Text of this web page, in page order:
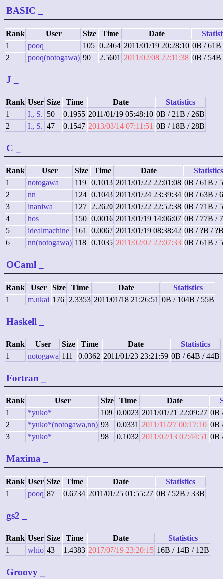
BASIC
Rank User Size Time Date
1
pooq 105 0.2464 2011/01/19 20:28:10 0B / 61B
2
pooq(notogawa) 90 2.5601 2011/02/08 22:11:38 0B / 54B
J
Rank User Size Time Date
Statistics
1
I., S. 50 0.1955 2011/01/19 05:48:10 0B / 21B / 26B
2
I., S. 47 0.1547 2013/08/14 07:11:51 0B / 18B / 28B
C
Rank User Size Time Date
Statistics
1
notogawa 119 0.1013 2011/01/22 22:01:08 0B / 61B /
2
nn 124 0.1043 2011/01/24 23:39:34 0B / 63B /
3
inaniwa 127 2.2620 2011/01/22 22:52:38 0B / 71B /
4
hos 150 0.0016 2011/01/19 14:06:07 0B / 77B /
5
idealmachine 161 0.0067 2011/01/19 08:38:42 0B / ?B / ?B
6
nn(notogawa) 118 0.1035 2011/02/02 22:07:33 0B / 61B /
OCaml
Rank User Size Time Date
Statistics
1
m.ukai 176 2.3353 2011/01/18 21:26:51 0B / 104B / 55B
Haskell
Rank User Size Time Date
Statistics
1
notogawa 111 0.0362 2011/01/23 23:21:59 0B / 64B / 44B
Fortran
Rank User Size Time Date
1
*yuko* 109 0.0023 2011/01/21 22:09:27 0B
2
*yuko*(notogawa,nn) 93 0.0331 2011/11/27 00:17:10 0B
3
*yuko* 98 0.1032 2011/02/13 02:44:51 0B
Maxima
Rank User Size Time Date
Statistics
1
pooq 87 0.6734 2011/01/25 01:55:27 0B / 52B / 33B
gs2
Rank User Size Time Date
Statistics
1
whio 43 1.4383 2017/07/19 23:20:15 16B / 14B / 12B
Groovy